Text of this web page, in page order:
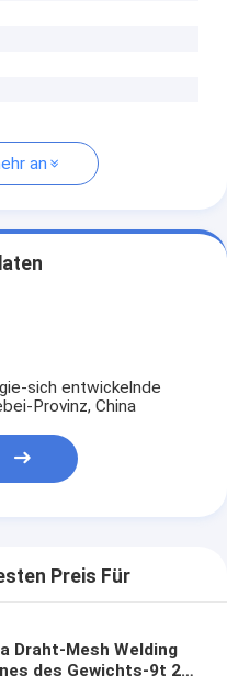
an
sich entwickelnde
Provinz, China
Preis Für
Draht-Mesh Welding
des Gewichts-9t 2D